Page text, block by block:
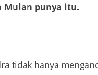
Mulan punya itu.
tidak hanya